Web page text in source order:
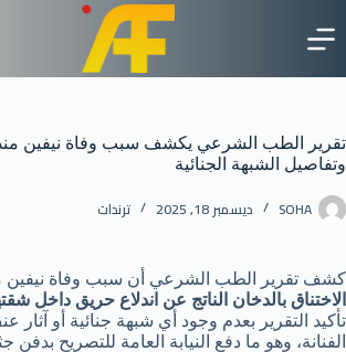
إلى
المحتوى
تقرير الطب الشرعي يكشف سبب وفاة نيفين
وتفاصيل الشبهة الجنائية
SOHA ديسمبر 18, 2025 ترندات
كشف تقرير الطب الشرعي أن سبب وفاة نيفين
الاختناق بالدخان الناتج عن اندلاع حريق داخل
تأكيد التقرير بعدم وجود أي شبهة جنائية أو
الفنانة، وهو ما دفع النيابة العامة للتصريح بدفن